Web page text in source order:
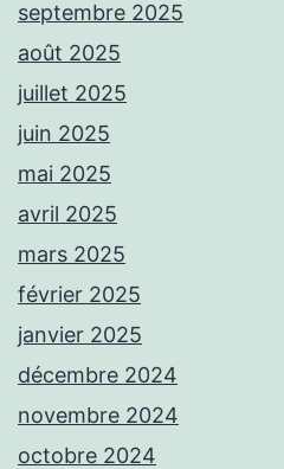
septembre 2025
août 2025
juillet 2025
juin 2025
mai 2025
avril 2025
mars 2025
février 2025
janvier 2025
décembre 2024
novembre 2024
octobre 2024